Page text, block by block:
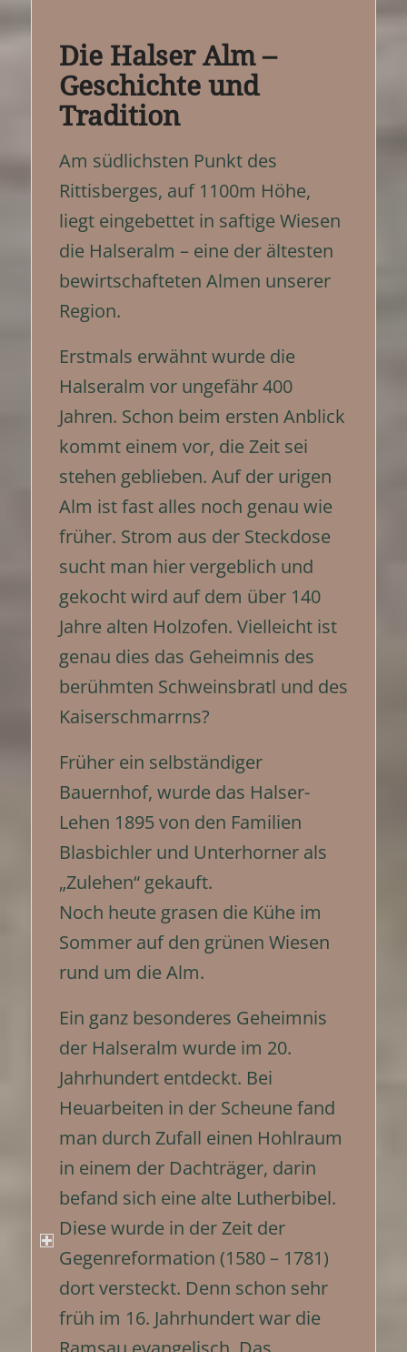
Die Halser Alm –
Geschichte und
Tradition
Am südlichsten Punkt des
Rittisberges, auf 1100m Höhe,
liegt eingebettet in saftige Wiesen
die Halseralm – eine der ältesten
bewirtschafteten Almen unserer
Region.
Erstmals erwähnt wurde die
Halseralm vor ungefähr 400
Jahren. Schon beim ersten Anblick
kommt einem vor, die Zeit sei
stehen geblieben. Auf der urigen
Alm ist fast alles noch genau wie
früher. Strom aus der Steckdose
sucht man hier vergeblich und
gekocht wird auf dem über 140
Jahre alten Holzofen. Vielleicht ist
genau dies das Geheimnis des
berühmten Schweinsbratl und des
Kaiserschmarrns?
Früher ein selbständiger
Bauernhof, wurde das Halser-
Lehen 1895 von den Familien
Blasbichler und Unterhorner als
„Zulehen“ gekauft.
Noch heute grasen die Kühe im
Sommer auf den grünen Wiesen
rund um die Alm.
Ein ganz besonderes Geheimnis
der Halseralm wurde im 20.
Jahrhundert entdeckt. Bei
Heuarbeiten in der Scheune fand
man durch Zufall einen Hohlraum
in einem der Dachträger, darin
befand sich eine alte Lutherbibel.
Diese wurde in der Zeit der
Gegenreformation (1580 – 1781)
dort versteckt. Denn schon sehr
früh im 16. Jahrhundert war die